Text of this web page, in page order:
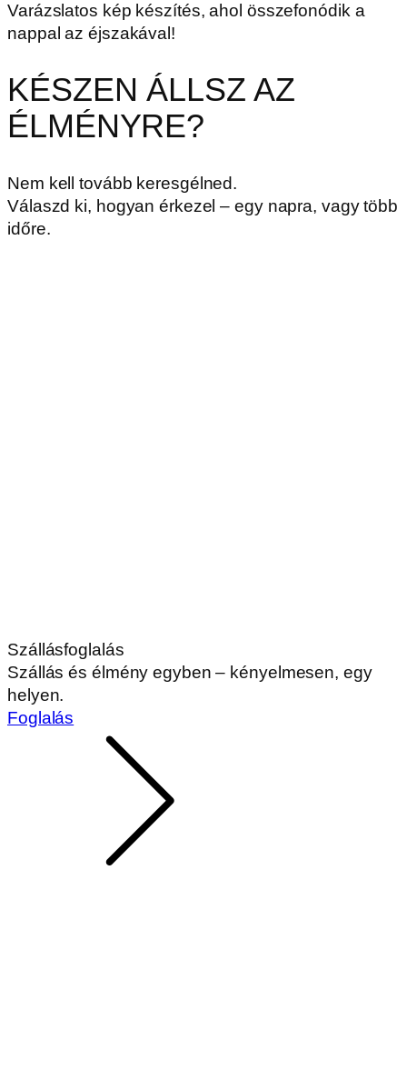
Varázslatos kép készítés, ahol összefonódik a
nappal az éjszakával!
KÉSZEN ÁLLSZ AZ
ÉLMÉNYRE?
Nem kell tovább keresgélned.
Válaszd ki, hogyan érkezel – egy napra, vagy több
időre.
Szállásfoglalás
Szállás és élmény egyben – kényelmesen, egy
helyen.
Foglalás